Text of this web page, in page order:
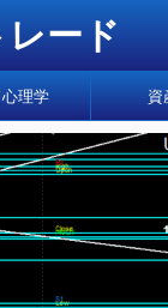
ード
心理学 資